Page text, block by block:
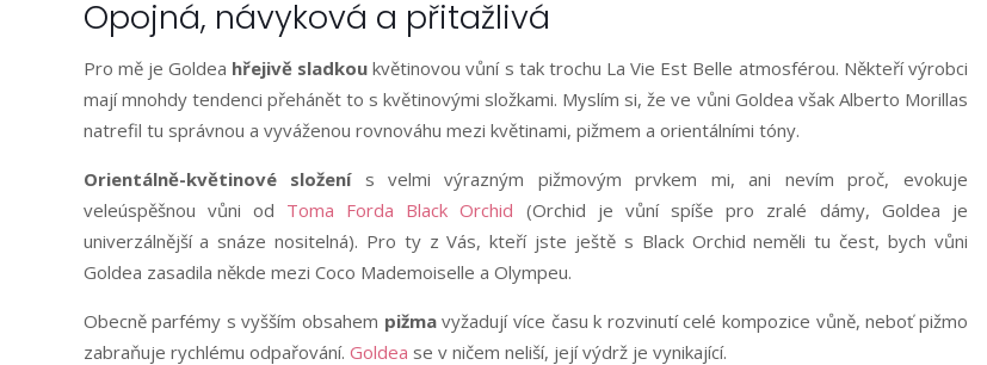
Opojná, návyková a přitažlivá
Pro mě je Goldea hřejivě sladkou květinovou vůní s tak trochu La Vie Est Belle atmosférou. Někteří výrobci
mají mnohdy tendenci přehánět to s květinovými složkami. Myslím si, že ve vůni Goldea však Alberto Morillas
natrefil tu správnou a vyváženou rovnováhu mezi květinami, pižmem a orientálními tóny.
Orientálně-květinové složenís velmi výrazným pižmovým prvkem mi, ani nevím proč, evokuje
veleúspěšnou vůni od Toma Forda Black Orchid (Orchid je vůní spíše pro zralé dámy, Goldea je
univerzálnější a snáze nositelná). Pro ty z Vás, kteří jste ještě s Black Orchid neměli tu čest, bych vůni
Goldea zasadila někde mezi Coco Mademoiselle a Olympeu.
Obecně parfémy s vyšším obsahem pižmavyžadují více času k rozvinutí celé kompozice vůně, neboť pižmo
zabraňuje rychlému odpařování. Goldea se v ničem neliší, její výdrž je vynikající.